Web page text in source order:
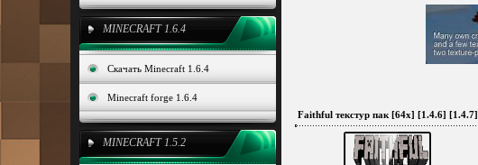
MINECRAFT 1.6.4
Скачать Minecraft 1.6.4
Minecraft forge 1.6.4
MINECRAFT 1.5.2
Faithful текстур пак [64x] [1.4.6] [1.4.7]